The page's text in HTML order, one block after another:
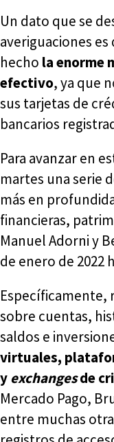
Un dato que se
averiguaciones
hecho la enorme
efectivo, ya que
sus tarjetas de
bancarios
Para avanzar en
martes una serie
más en
financieras,
Manuel Adorni y
de enero de 2022
sobre cuentas,
saldos e
virtuales,
yexchangesde
Mercado Pago,
entre muchas